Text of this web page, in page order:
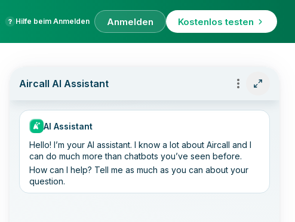
Hilfe beim Anmelden Anmelden Kostenlos testen